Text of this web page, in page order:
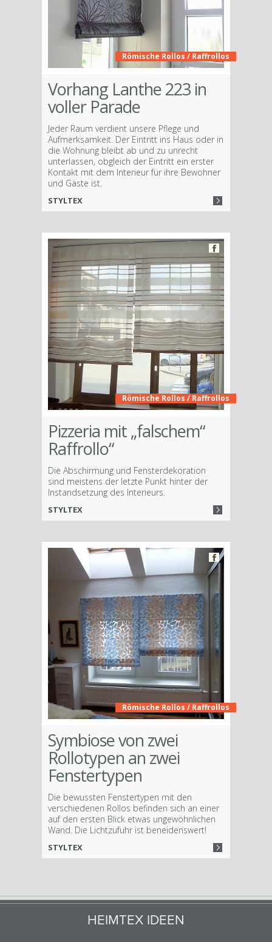
Römische Rollos / Raffrollos
Vorhang Lanthe 223 in
voller Parade
Jeder Raum verdient unsere Pflege und
Aufmerksamkeit. Der Eintritt ins Haus oder in
die Wohnung bleibt ab und zu unrecht
unterlassen, obgleich der Eintritt ein erster
Kontakt mit dem Interieur für ihre Bewohner
und Gäste ist.
STYLTEX
Römische Rollos / Raffrollos
Pizzeria mit „falschem“
Raffrollo“
Die Abschirmung und Fensterdekoration
sind meistens der letzte Punkt hinter der
Instandsetzung des Interieurs.
STYLTEX
Römische Rollos / Raffrollos
Symbiose von zwei
Rollotypen an zwei
Fenstertypen
Die bewussten Fenstertypen mit den
verschiedenen Rollos befinden sich an einer
auf den ersten Blick etwas ungewöhnlichen
Wand. Die Lichtzufuhr ist beneidenswert!
STYLTEX
HEIMTEX IDEEN